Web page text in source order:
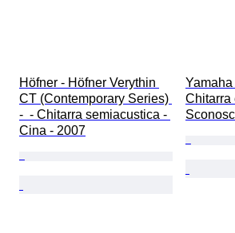
Höfner - Höfner Verythin
CT (Contemporary Series)
-  - Chitarra semiacustica -
Cina - 2007
Chitarra